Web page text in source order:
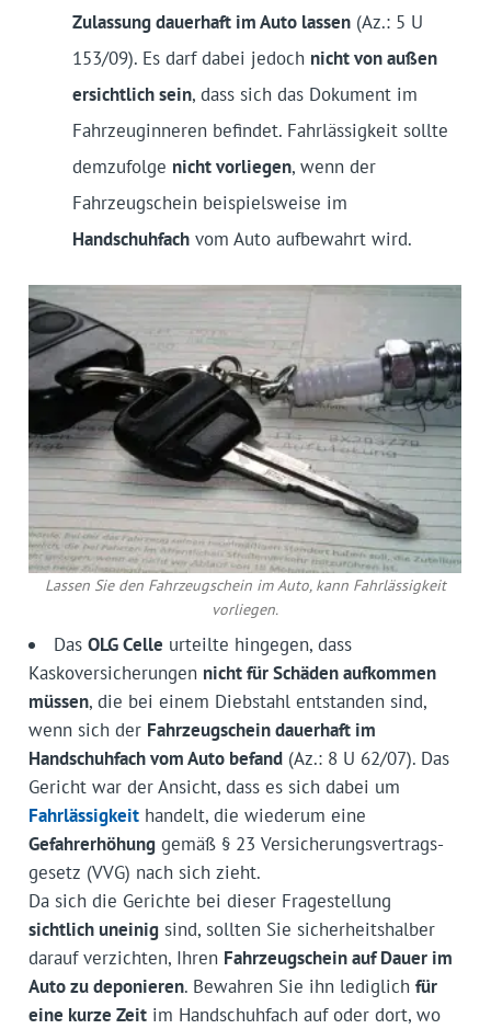
Zulassung dauerhaft im Auto lassen(Az.: 5 U
153/09). Es darf dabei jedoch nicht von außen
ersichtlich sein, dass sich das Dokument im
Fahrzeuginneren befindet. Fahrlässigkeit sollte
demzufolge nicht vorliegen, wenn der
Fahrzeugschein beispielsweise im
Handschuhfachvom Auto aufbewahrt wird.
Lassen Sie den Fahrzeugschein im Auto, kann Fahrlässigkeit
vorliegen.
DasOLG Celle urteilte hingegen, dass
Kaskoversicherungen nicht für Schäden aufkommen
müssen, die bei einem Diebstahl entstanden sind,
wenn sich der Fahrzeugschein dauerhaft im
Handschuhfach vom Auto befand(Az.: 8 U 62/07). Das
Gericht war der Ansicht, dass es sich dabei um
Fahrlässigkeithandelt, die wiederum eine
Gefahrerhöhunggemäß § 23 Versicherungsvertrags­
gesetz (VVG) nach sich zieht.
Da sich die Gerichte bei dieser Fragestellung
sichtlich uneinigsind, sollten Sie sicherheitshalber
darauf verzichten, Ihren Fahrzeugschein auf Dauer im
Auto zu deponieren. Bewahren Sie ihn lediglich für
eine kurze Zeitim Handschuhfach auf oder dort, wo